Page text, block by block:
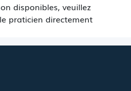
disponibles, veuillez
praticien directement